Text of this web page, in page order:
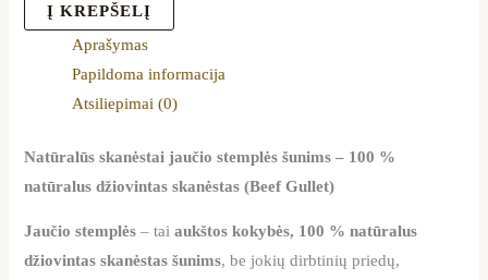
Į KREPŠELĮ
Aprašymas
Papildoma informacija
Atsiliepimai (0)
Natūralūs skanėstai jaučio stemplės šunims – 100 %
natūralus džiovintas skanėstas (Beef Gullet)
Jaučio stemplės – taiaukštos kokybės, 100 % natūralus
džiovintas skanėstas šunims, be jokių dirbtinių priedų,